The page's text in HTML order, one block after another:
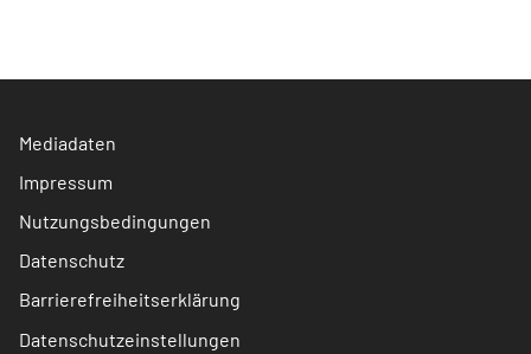
Mediadaten
Impressum
Nutzungsbedingungen
Datenschutz
Barrierefreiheitserklärung
Datenschutzeinstellungen